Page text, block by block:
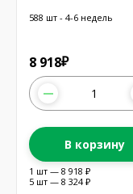
IEC 60320
588 шт - 4-6 недель
8 918₽
В корзину
1 шт — 8 918 ₽
5 шт — 8 324 ₽